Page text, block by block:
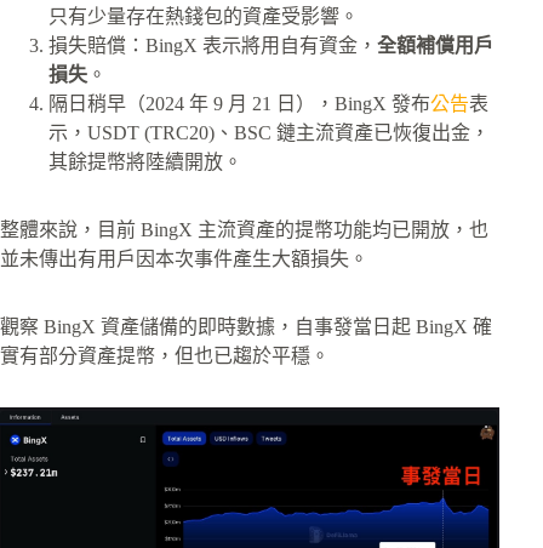
只有少量存在熱錢包的資產受影響。
損失賠償：BingX 表示將用自有資金， 全額補償用戶
損失 。
隔日稍早（2024 年 9 月 21 日），BingX 發布公告表
示，USDT (TRC20)、BSC 鏈主流資產已恢復出金，
其餘提幣將陸續開放。
整體來說，目前 BingX 主流資產的提幣功能均已開放，也
並未傳出有用戶因本次事件產生大額損失。
觀察 BingX 資產儲備的即時數據，自事發當日起 BingX 確
實有部分資產提幣，但也已趨於平穩。